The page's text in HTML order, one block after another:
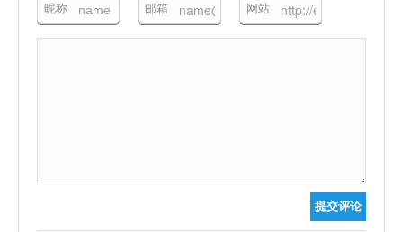
昵称 邮箱 网站
提交评论